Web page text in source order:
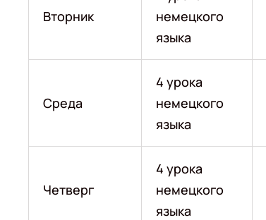
Вторник
немецкого
языка
Среда
4 урока
немецкого
языка
Четверг
4 урока
немецкого
языка